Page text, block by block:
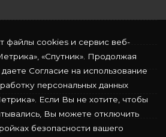
файлы cookies и сервис веб-
«Спутник». Продолжая
Согласие на использование
персональных данных
Если Вы не хотите, чтобы
Вы можете отключить
безопасности вашего